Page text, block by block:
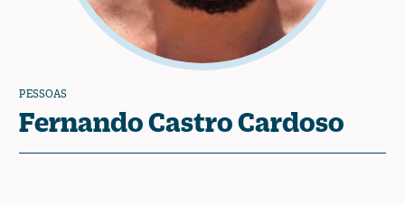
PESSOAS
Fernando Castro Cardoso